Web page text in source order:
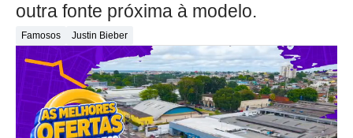
outra fonte próxima à modelo.
Famosos Justin Bieber